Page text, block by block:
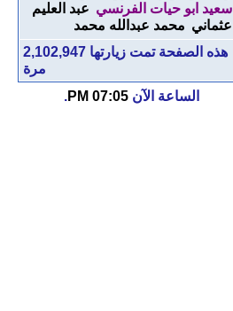
سعيد ابو حيات الفرنسي عبد العليم
عثماني محمد عبدالله محمد
هذه الصفحة تمت زيارتها 2,102,947
مرة
الساعة الآن07:05 PM
.